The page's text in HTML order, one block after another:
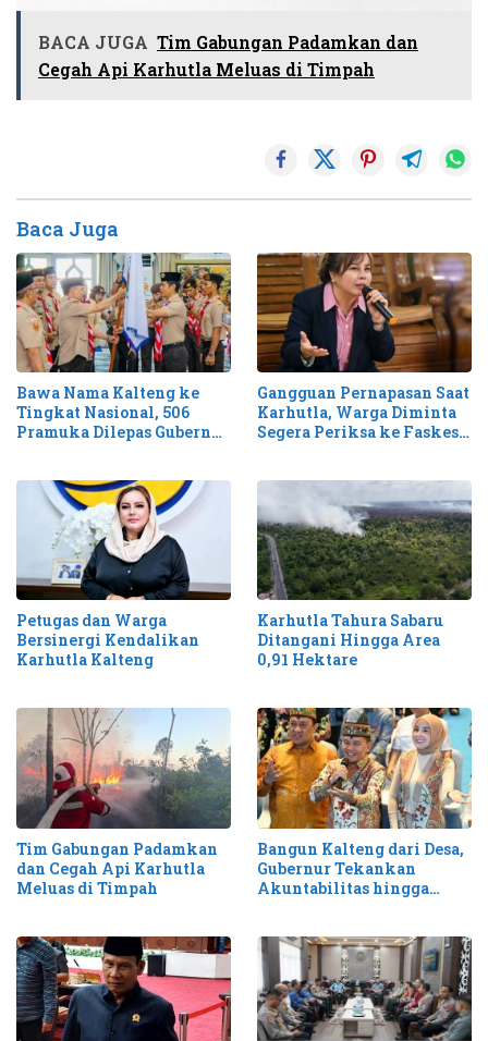
BACA JUGA Tim Gabungan Padamkan dan
Cegah Api Karhutla Meluas di Timpah
Baca Juga
Bawa Nama Kalteng ke
Tingkat Nasional, 506
Pramuka Dilepas Gubernur
Gangguan Pernapasan Saat
Karhutla, Warga Diminta
Segera Periksa ke Faskes
Petugas dan Warga
Bersinergi Kendalikan
Karhutla Kalteng
Karhutla Tahura Sabaru
Ditangani Hingga Area
0,91 Hektare
Tim Gabungan Padamkan
dan Cegah Api Karhutla
Meluas di Timpah
Bangun Kalteng dari Desa,
Gubernur Tekankan
Akuntabilitas hingga